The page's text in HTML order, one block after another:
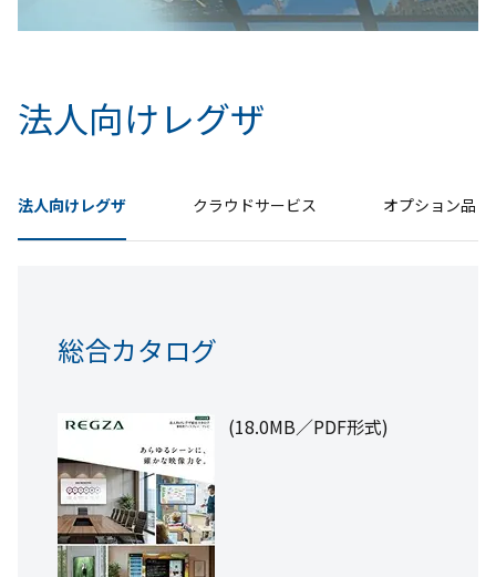
法人向けレグザ
法人向けレグザ クラウドサービス オプション品
総合カタログ
(18.0MB／PDF形式)
クラウド型ホテル客室インフォメーションサー
ビス
ルーム コンシェルジュ
カタログ (1.09MB／PDF形式)
商品情報
壁掛け金具
FPT-WA18
外形寸法図(39.6KB／PDF形式)